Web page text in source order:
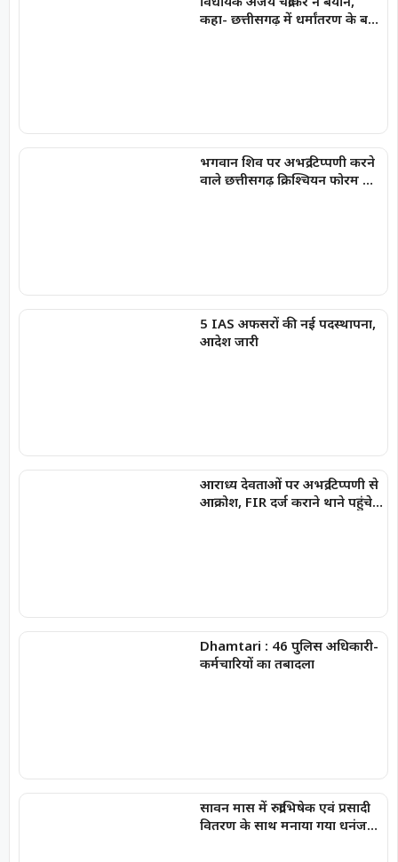
कहा- छत्तीसगढ़ में धर्मांतरण के बड़े
भगवान शिव पर अभद्र टिप्पणी करने
वाले छत्तीसगढ़ क्रिश्चियन फोरम के
5 IAS अफसरों की नई पदस्थापना,
आदेश जारी
आराध्य देवताओं पर अभद्र टिप्पणी से
आक्रोश, FIR दर्ज कराने थाने पहुंचे
Dhamtari : 46 पुलिस अधिकारी-
कर्मचारियों का तबादला
सावन मास में रुद्राभिषेक एवं प्रसादी
वितरण के साथ मनाया गया धनंजय